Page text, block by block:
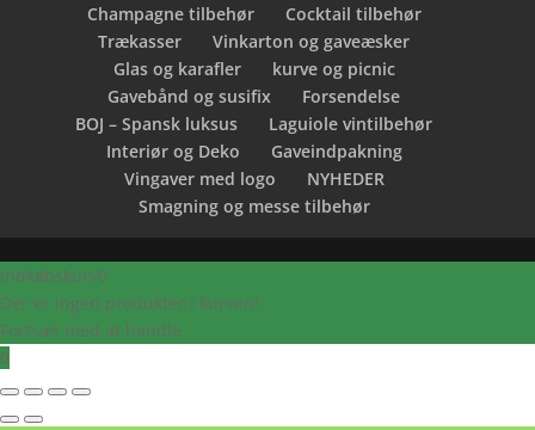
Champagne tilbehør
Cocktail tilbehør
Trækasser
Vinkarton og gaveæsker
Glas og karafler
kurve og picnic
Gavebånd og susifix
Forsendelse
BOJ – Spansk luksus
Laguiole vintilbehør
Interiør og Deko
Gaveindpakning
Vingaver med logo
NYHEDER
Smagning og messe tilbehør
Indkøbskurv0
Der er ingen produkter i kurven!
Fortsæt med at handle
0